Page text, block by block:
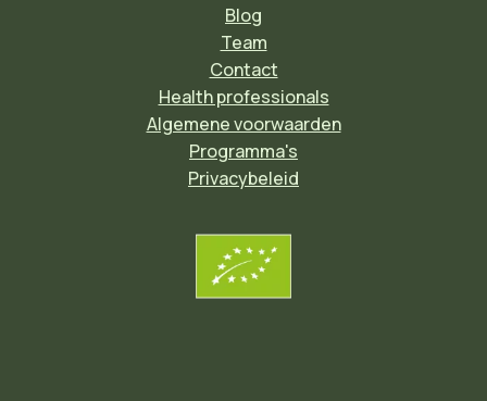
Blog
Team
Contact
Health professionals
Algemene voorwaarden
Programma's
Privacybeleid